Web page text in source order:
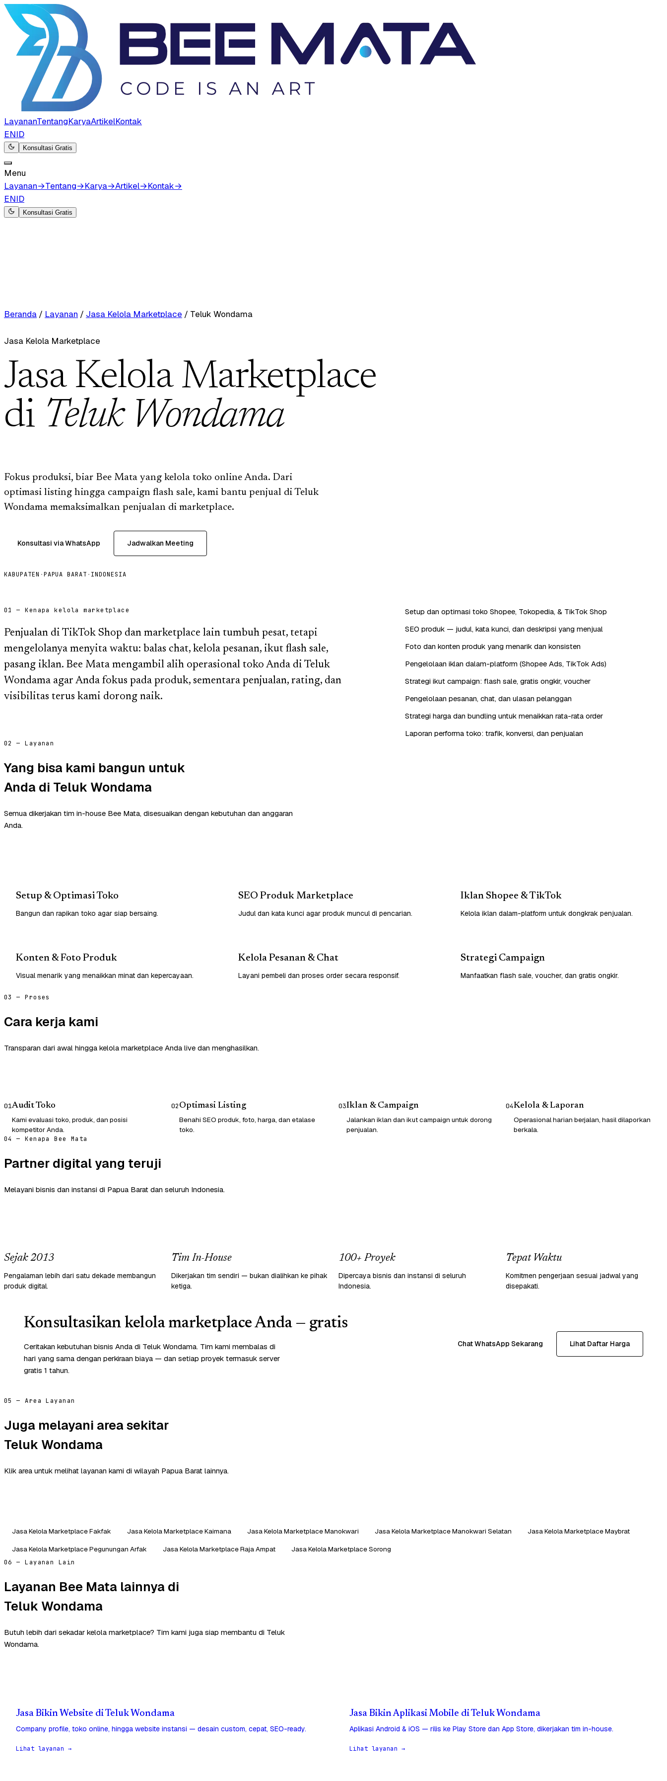
LayananTentangKaryaArtikelKontak
ENID
Konsultasi Gratis
Menu
Layanan→Tentang→Karya→Artikel→Kontak→
ENID
Konsultasi Gratis
Beranda / Layanan / Jasa Kelola Marketplace / Teluk Wondama
Jasa Kelola Marketplace
Jasa Kelola Marketplace
di Teluk Wondama
Fokus produksi, biar Bee Mata yang kelola toko online Anda. Dari
optimasi listing hingga campaign flash sale, kami bantu penjual di Teluk
Wondama memaksimalkan penjualan di marketplace.
Konsultasi via WhatsApp Jadwalkan Meeting
KABUPATEN ·PAPUA BARAT · INDONESIA
01 — Kenapa kelola marketplace
Penjualan di TikTok Shop dan marketplace lain tumbuh pesat, tetapi
mengelolanya menyita waktu: balas chat, kelola pesanan, ikut flash sale,
pasang iklan. Bee Mata mengambil alih operasional toko Anda di Teluk
Wondama agar Anda fokus pada produk, sementara penjualan, rating, dan
visibilitas terus kami dorong naik.
Setup dan optimasi toko Shopee, Tokopedia, & TikTok Shop
SEO produk — judul, kata kunci, dan deskripsi yang menjual
Foto dan konten produk yang menarik dan konsisten
Pengelolaan iklan dalam-platform (Shopee Ads, TikTok Ads)
Strategi ikut campaign: flash sale, gratis ongkir, voucher
Pengelolaan pesanan, chat, dan ulasan pelanggan
Strategi harga dan bundling untuk menaikkan rata-rata order
Laporan performa toko: trafik, konversi, dan penjualan
02 — Layanan
Yang bisa kami bangun untuk
Anda di Teluk Wondama
Semua dikerjakan tim in-house Bee Mata, disesuaikan dengan kebutuhan dan anggaran
Anda.
Setup & Optimasi Toko
Bangun dan rapikan toko agar siap bersaing.
SEO Produk Marketplace
Judul dan kata kunci agar produk muncul di pencarian.
Iklan Shopee & TikTok
Kelola iklan dalam-platform untuk dongkrak penjualan.
Konten & Foto Produk
Visual menarik yang menaikkan minat dan kepercayaan.
Kelola Pesanan & Chat
Layani pembeli dan proses order secara responsif.
Strategi Campaign
Manfaatkan flash sale, voucher, dan gratis ongkir.
03 — Proses
Cara kerja kami
Transparan dari awal hingga kelola marketplace Anda live dan menghasilkan.
01Audit Toko
Kami evaluasi toko, produk, dan posisi
kompetitor Anda.
02Optimasi Listing
Benahi SEO produk, foto, harga, dan etalase
toko.
03Iklan & Campaign
Jalankan iklan dan ikut campaign untuk dorong
penjualan.
04Kelola & Laporan
Operasional harian berjalan, hasil dilaporkan
berkala.
04 — Kenapa Bee Mata
Partner digital yang teruji
Melayani bisnis dan instansi di Papua Barat dan seluruh Indonesia.
Sejak 2013
Pengalaman lebih dari satu dekade membangun
produk digital.
Tim In-House
Dikerjakan tim sendiri — bukan dialihkan ke pihak
ketiga.
100+ Proyek
Dipercaya bisnis dan instansi di seluruh
Indonesia.
Tepat Waktu
Komitmen pengerjaan sesuai jadwal yang
disepakati.
Konsultasikan kelola marketplace Anda — gratis
Ceritakan kebutuhan bisnis Anda di Teluk Wondama. Tim kami membalas di
hari yang sama dengan perkiraan biaya — dan setiap proyek termasuk server
gratis 1 tahun.
Chat WhatsApp Sekarang Lihat Daftar Harga
05 — Area Layanan
Juga melayani area sekitar
Teluk Wondama
Klik area untuk melihat layanan kami di wilayah Papua Barat lainnya.
Jasa Kelola Marketplace Fakfak Jasa Kelola Marketplace Kaimana Jasa Kelola Marketplace Manokwari Jasa Kelola Marketplace Manokwari Selatan
Jasa Kelola Marketplace Maybrat
Jasa Kelola Marketplace Pegunungan Arfak
Jasa Kelola Marketplace Raja Ampat Jasa Kelola Marketplace Sorong
06 — Layanan Lain
Layanan Bee Mata lainnya di
Teluk Wondama
Butuh lebih dari sekadar kelola marketplace? Tim kami juga siap membantu di Teluk
Wondama.
Jasa Bikin Website di Teluk Wondama
Company profile, toko online, hingga website instansi — desain custom, cepat, SEO-ready.
Lihat layanan →
Jasa Bikin Aplikasi Mobile di Teluk Wondama
Aplikasi Android & iOS — rilis ke Play Store dan App Store, dikerjakan tim in-house.
Lihat layanan →